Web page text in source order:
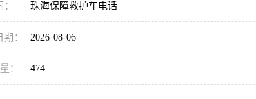
珠海保障救护车电话
： 2026-08-06
： 474